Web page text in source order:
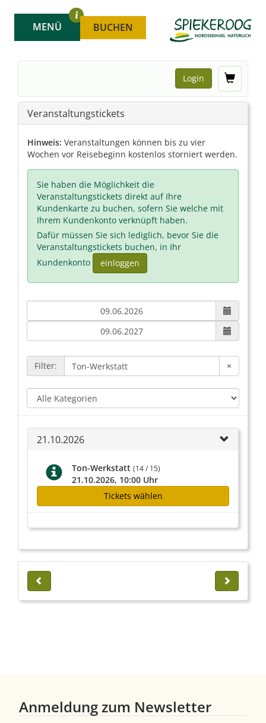
MENÜ BUCHEN
Login
Veranstaltungstickets
Hinweis: Veranstaltungen können bis zu vier
Wochen vor Reisebeginn kostenlos storniert werden.
Sie haben die Möglichkeit die
Veranstaltungstickets direkt auf Ihre
Kundenkarte zu buchen, sofern Sie welche mit
Ihrem Kundenkonto verknüpft haben.
Dafür müssen Sie sich lediglich, bevor Sie die
Veranstaltungstickets buchen, in Ihr
Kundenkonto
einloggen
Filter: ×
21.10.2026
Ton-Werkstatt (14 / 15)
21.10.2026, 10:00 Uhr
Tickets wählen
Anmeldung zum Newsletter